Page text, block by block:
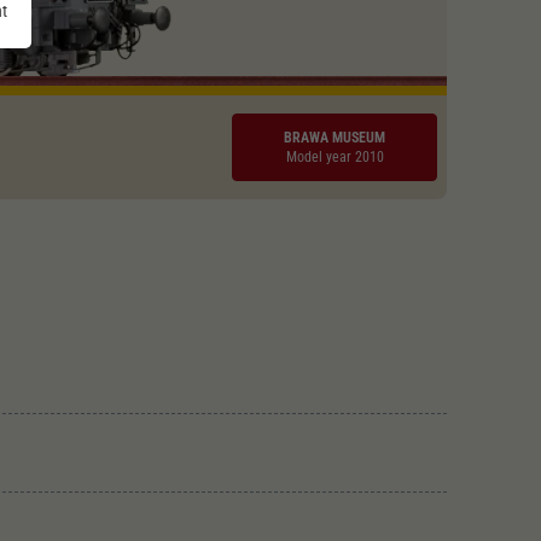
BRAWA MUSEUM
Model year 2010